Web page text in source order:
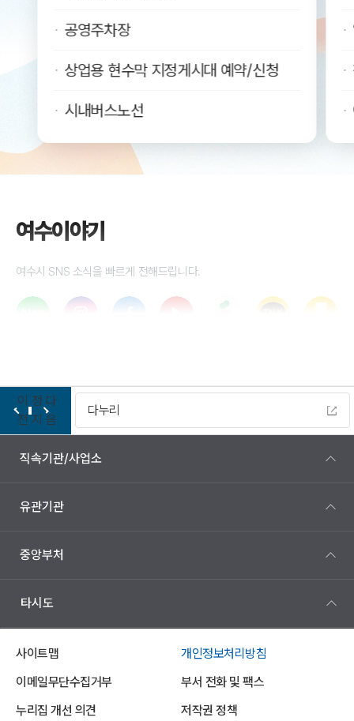
공영주차장
상업용 현수막 지정게시대 예약/신청
시내버스노선
여수이야기
여수시 SNS 소식을 빠르게 전해드립니다.
이
전
정
지
다
음
LX지적측량 바로처리센터
직속기관/사업소
유관기관
중앙부처
타시도
사이트맵
개인정보처리방침
이메일무단수집거부
부서 전화 및 팩스
누리집 개선 의견
저작권 정책